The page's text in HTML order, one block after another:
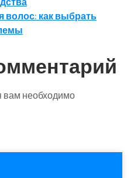
как выбрать
вам необходимо